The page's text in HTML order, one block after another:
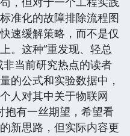
准化的故障排除流程图
速缓解策略，而不是仅
。这种“重发现、轻总
当前研究热点的读者
的公式和实验数据中，
人对其中关于物联网
抱有一丝期望，希望看
新思路，但实际内容更